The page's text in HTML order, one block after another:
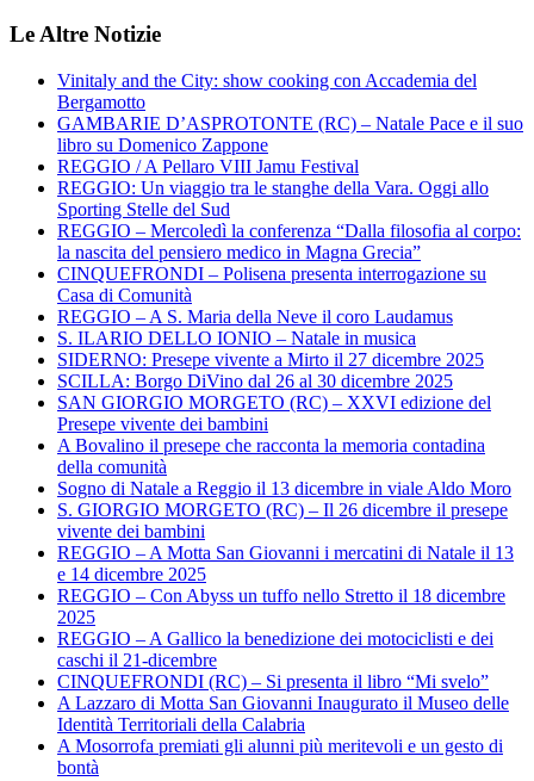
Le Altre Notizie
Vinitaly and the City: show cooking con Accademia del
Bergamotto
GAMBARIE D’ASPROTONTE (RC) – Natale Pace e il suo
libro su Domenico Zappone
REGGIO / A Pellaro VIII Jamu Festival
REGGIO: Un viaggio tra le stanghe della Vara. Oggi allo
Sporting Stelle del Sud
REGGIO – Mercoledì la conferenza “Dalla filosofia al corpo:
la nascita del pensiero medico in Magna Grecia”
CINQUEFRONDI – Polisena presenta interrogazione su
Casa di Comunità
REGGIO – A S. Maria della Neve il coro Laudamus
S. ILARIO DELLO IONIO – Natale in musica
SIDERNO: Presepe vivente a Mirto il 27 dicembre 2025
SCILLA: Borgo DiVino dal 26 al 30 dicembre 2025
SAN GIORGIO MORGETO (RC) – XXVI edizione del
Presepe vivente dei bambini
A Bovalino il presepe che racconta la memoria contadina
della comunità
Sogno di Natale a Reggio il 13 dicembre in viale Aldo Moro
S. GIORGIO MORGETO (RC) – Il 26 dicembre il presepe
vivente dei bambini
REGGIO – A Motta San Giovanni i mercatini di Natale il 13
e 14 dicembre 2025
REGGIO – Con Abyss un tuffo nello Stretto il 18 dicembre
2025
REGGIO – A Gallico la benedizione dei motociclisti e dei
caschi il 21-dicembre
CINQUEFRONDI (RC) – Si presenta il libro “Mi svelo”
A Lazzaro di Motta San Giovanni Inaugurato il Museo delle
Identità Territoriali della Calabria
A Mosorrofa premiati gli alunni più meritevoli e un gesto di
bontà